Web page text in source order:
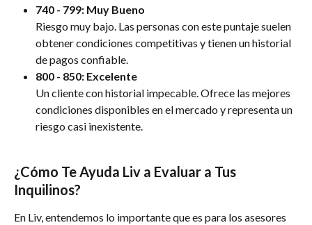
740 - 799: Muy Bueno
Riesgo muy bajo. Las personas con este puntaje suelen
obtener condiciones competitivas y tienen un historial
de pagos confiable.
800 - 850: Excelente
Un cliente con historial impecable. Ofrece las mejores
condiciones disponibles en el mercado y representa un
riesgo casi inexistente.
¿Cómo Te Ayuda Liv a Evaluar a Tus
Inquilinos?
En Liv, entendemos lo importante que es para los asesores